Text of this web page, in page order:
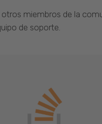
miembros de la
de soporte.